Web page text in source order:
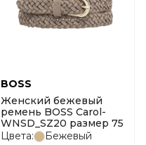
BOSS
Женский бежевый
ремень BOSS Carol-
WNSD_SZ20 размер 75
Цвета:
Бежевый